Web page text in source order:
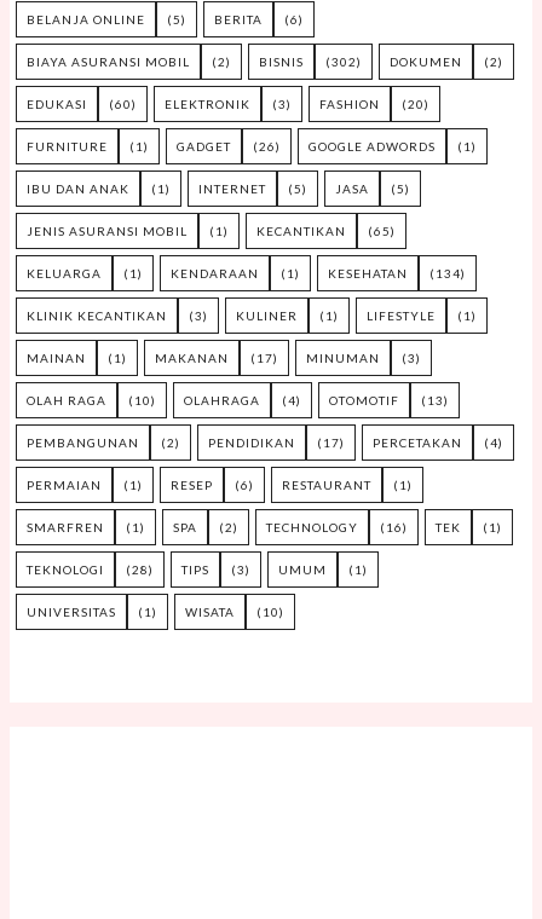
BELANJA ONLINE (5) BERITA (6)
BIAYA ASURANSI MOBIL (2) BISNIS (302) DOKUMEN (2)
EDUKASI (60) ELEKTRONIK (3) FASHION (20)
FURNITURE (1) GADGET (26) GOOGLE ADWORDS (1)
IBU DAN ANAK (1) INTERNET (5) JASA (5)
JENIS ASURANSI MOBIL (1) KECANTIKAN (65)
KELUARGA (1) KENDARAAN (1) KESEHATAN (134)
KLINIK KECANTIKAN (3) KULINER (1) LIFESTYLE (1)
MAINAN (1) MAKANAN (17) MINUMAN (3)
OLAH RAGA (10) OLAHRAGA (4) OTOMOTIF (13)
PEMBANGUNAN (2) PENDIDIKAN (17) PERCETAKAN (4)
PERMAIAN (1) RESEP (6) RESTAURANT (1)
SMARFREN (1) SPA (2) TECHNOLOGY (16) TEK (1)
TEKNOLOGI (28) TIPS (3) UMUM (1)
UNIVERSITAS (1) WISATA (10)